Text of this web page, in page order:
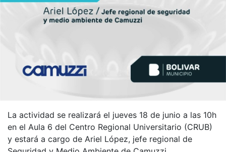
La actividad se realizará el jueves 18 de junio a las 10h
en el Aula 6 del Centro Regional Universitario (CRUB)
y estará a cargo de Ariel López, jefe regional de